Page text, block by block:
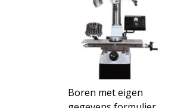
Boren met eigen